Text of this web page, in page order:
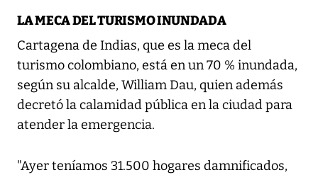
LA MECA DEL TURISMO INUNDADA
Cartagena de Indias, que es la meca del
turismo colombiano, está en un 70 % inundada,
según su alcalde, William Dau, quien además
decretó la calamidad pública en la ciudad para
atender la emergencia.
"Ayer teníamos 31.500 hogares damnificados,